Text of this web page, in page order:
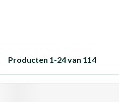
Producten 1-24van 114